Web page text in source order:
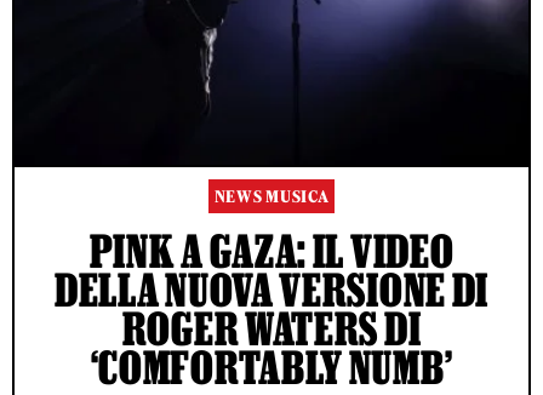
NEWS MUSICA
PINK A GAZA: IL VIDEO
DELLA NUOVA VERSIONE DI
ROGER WATERS DI
‘COMFORTABLY NUMB’